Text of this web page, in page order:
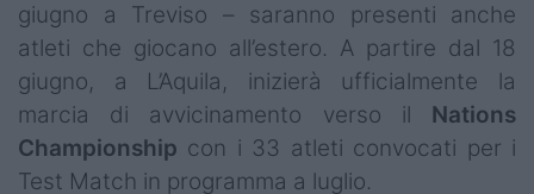
giugno a Treviso – saranno presenti anche
atleti che giocano all’estero. A partire dal 18
giugno, a L’Aquila, inizierà ufficialmente la
marcia di avvicinamento verso il Nations
Championship con i 33 atleti convocati per i
Test Match in programma a luglio.